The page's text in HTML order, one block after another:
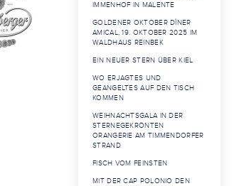
IMMENHOF IN MALENTE
GOLDENER OKTOBER DÎNER
AMICAL, 19. OKTOBER 2025 IM
WALDHAUS REINBEK
EIN NEUER STERN ÜBER KIEL
WO ERJAGTES UND
GEANGELTES AUF DEN TISCH
KOMMEN
WEIHNACHTSGALA IN DER
STERNEGEKRÖNTEN
ORANGERIE AM TIMMENDORFER
STRAND
FISCH VOM FEINSTEN
MIT DER CAP POLONIO DEN